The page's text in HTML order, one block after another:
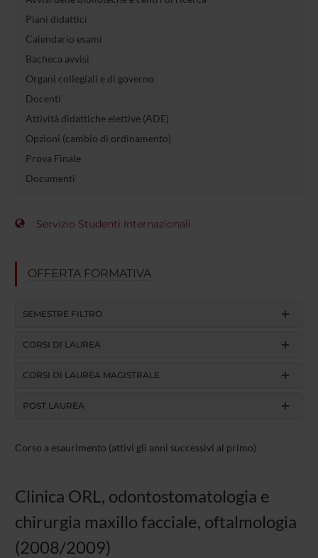
Piani didattici
Calendario esami
Bacheca avvisi
Organi collegiali e di governo
Docenti
Attività didattiche elettive (ADE)
Opzioni (cambio di ordinamento)
Prova Finale
Documenti
Servizio Studenti Internazionali
OFFERTA FORMATIVA
SEMESTRE FILTRO
CORSI DI LAUREA
CORSI DI LAUREA MAGISTRALE
POST LAUREA
Corso a esaurimento (attivi gli anni successivi al primo)
Clinica ORL, odontostomatologia e
chirurgia maxillo facciale, oftalmologia
(2008/2009)